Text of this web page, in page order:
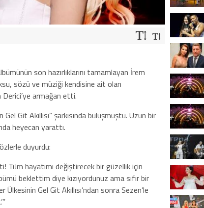
son hazırlıklarını tamamlayan İrem
sözü ve müziği kendisine ait olan
Derici’ye armağan etti.
Git Akıllısı” şarkısında buluşmuştu. Uzun bir
heyecan yarattı.
duyurdu:
Tüm hayatımı değiştirecek bir güzellik için
beklettim diye kızıyordunuz ama sıfır bir
Gel Git Akıllısı’ndan sonra Sezen’le